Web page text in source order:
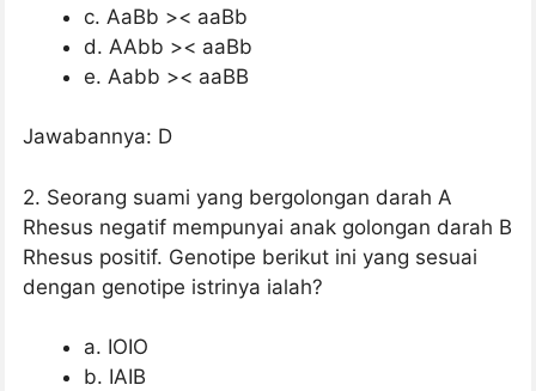
c. AaBb >< aaBb
d. AAbb >< aaBb
e. Aabb >< aaBB
Jawabannya: D
2. Seorang suami yang bergolongan darah A
Rhesus negatif mempunyai anak golongan darah B
Rhesus positif. Genotipe berikut ini yang sesuai
dengan genotipe istrinya ialah?
a. IOIO
b. IAIB